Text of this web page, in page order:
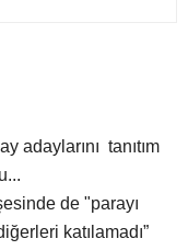
adaylarını tanıtım
de "parayı
katılamadı”